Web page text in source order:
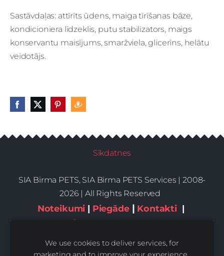
Sastāvdaļas: attīrīts ūdens, maiga tīrīšanas bāze,
kondicioniera līdzeklis, putu stabilizators, maigs
konservantu maisījums, smaržviela, glicerīns, helātu
veidotājs.
Sīkdatnes
SIA Birma PETS, SIA Birma PETS Services | 2008-
2026 | All Rights Reserved
Noteikumi | Piegāde | Kontakti|
Privātums,sīkdatnes
We use cookies to deliver services, for